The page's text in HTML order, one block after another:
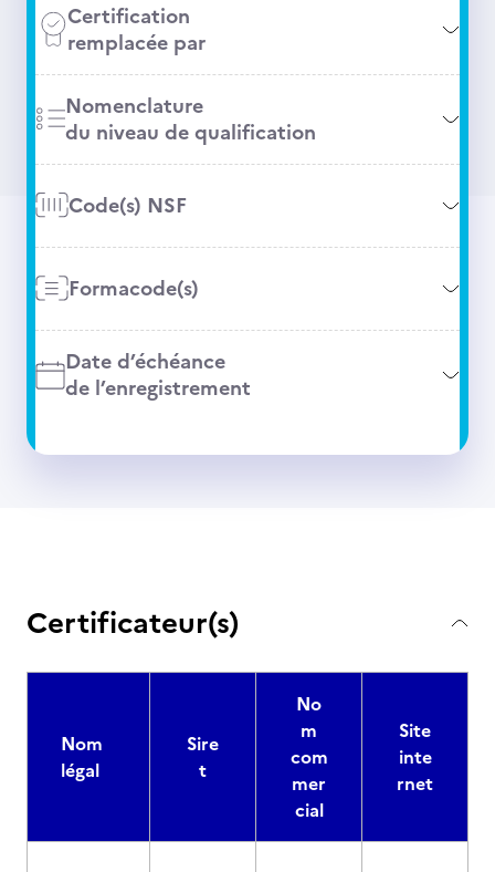
Certification
remplacée par
Nomenclature
du niveau de qualification
Code(s) NSF
Formacode(s)
Date d’échéance
de l’enregistrement
Certificateur(s)
Nom
légal
Sire
t
No
m
com
mer
cial
Site
inte
rnet